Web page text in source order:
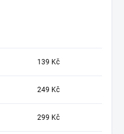
139 Kč
249 Kč
299 Kč